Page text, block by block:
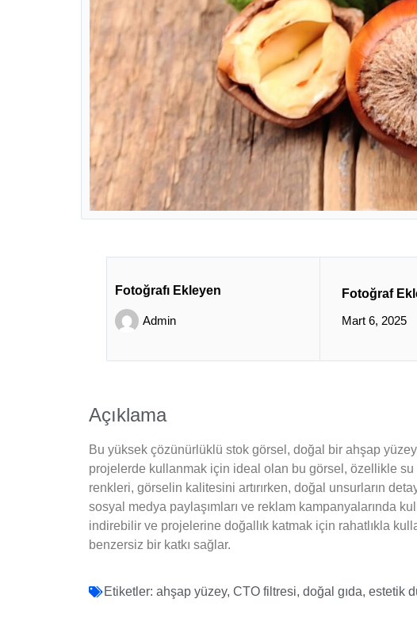
Fotoğrafı Ekleyen
Admin
Fotoğraf
Mart 6, 2025
Açıklama
Bu yüksek çözünürlüklü stok görsel, doğal bir ahşap
projelerde kullanmak için ideal olan bu görsel, özellikle su
renkleri, görselin kalitesini artırırken, doğal unsurların
sosyal medya paylaşımları ve reklam kampanyalarında
indirebilir ve projelerine doğallık katmak için rahatlıkla
benzersiz bir katkı sağlar.
Etiketler: ahşap yüzey, CTO filtresi, doğal gıda, estetik